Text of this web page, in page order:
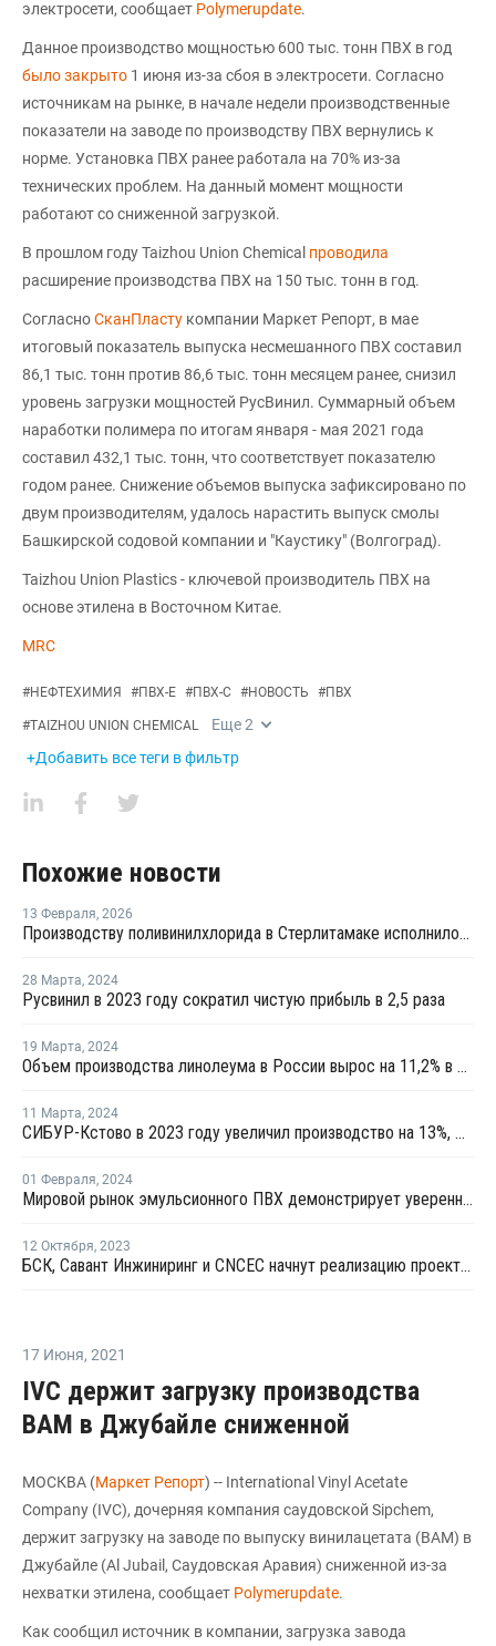
электросети, сообщает Рolymerupdate.
Данное производство мощностью 600 тыс. тонн ПВХ в год
было закрыто 1 июня из-за сбоя в электросети. Согласно
источникам на рынке, в начале недели производственные
показатели на заводе по производству ПВХ вернулись к
норме. Установка ПВХ ранее работала на 70% из-за
технических проблем. На данный момент мощности
работают со сниженной загрузкой.
В прошлом году Taizhou Union Chemical проводила
расширение производства ПВХ на 150 тыс. тонн в год.
СогласноСканПласту компании Маркет Репорт, в мае
итоговый показатель выпуска несмешанного ПВХ составил
86,1 тыс. тонн против 86,6 тыс. тонн месяцем ранее, снизил
уровень загрузки мощностей РусВинил. Суммарный объем
наработки полимера по итогам января - мая 2021 года
составил 432,1 тыс. тонн, что соответствует показателю
годом ранее. Снижение объемов выпуска зафиксировано по
двум производителям, удалось нарастить выпуск смолы
Башкирской содовой компании и "Каустику" (Волгоград).
Taizhou Union Plastics - ключевой производитель ПВХ на
основе этилена в Восточном Китае.
MRC
#НЕФТЕХИМИЯ #ПВХ-Е #ПВХ-С #НОВОСТЬ #ПВХ
#TAIZHOU UNION CHEMICAL Еще2
+Добавить все теги в фильтр
Похожие новости
13 Февраля, 2026
Производству поливинилхлорида в Стерлитамаке исполнилось 60 лет
28 Марта, 2024
Русвинил в 2023 году сократил чистую прибыль в 2,5 раза
19 Марта, 2024
Объем производства линолеума в России вырос на 11,2% в 2023 году
11 Марта, 2024
СИБУР-Кстово в 2023 году увеличил производство на 13%, Русвинил — на 6%
01 Февраля, 2024
Мировой рынок эмульсионного ПВХ демонстрирует уверенный рост
12 Октября, 2023
БСК, Савант Инжиниринг и CNCEC начнут реализацию проекта по производству эмульсионного ПВХ
17 Июня, 2021
IVC держит загрузку производства
ВАМ в Джубайле сниженной
МОСКВА (Маркет Репорт) -- International Vinyl Acetate
Company (IVC), дочерняя компания саудовской Sipchem,
держит загрузку на заводе по выпуску винилацетата (ВАМ) в
Джубайле (Al Jubail, Саудовская Аравия) сниженной из-за
нехватки этилена, сообщает Polymerupdate.
Как сообщил источник в компании, загрузка завода